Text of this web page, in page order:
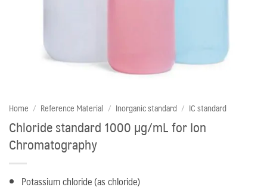
Home / Reference Material / Inorganic standard / IC standard
Chloride standard 1000 µg/mL for Ion
Chromatography
Potassium chloride (as chloride)